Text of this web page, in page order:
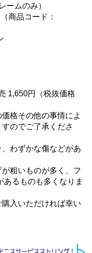
ームのみ）
商品コード：
1,650円（税抜価格
格その他の事情によ
のでご了承くださ
わずかな傷などがあ
粗いものが多く、フ
るものも多くなりま
入いただければ幸い